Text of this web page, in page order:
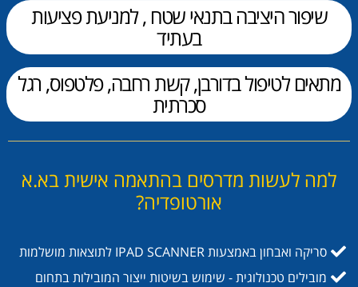
שיפור היציבה בתנאי שטח , למניעת פציעות
בעתיד
מתאים לטיפול בדורבן, קשת רחבה, פלטפוס, רגל
סכרתית
למה לעשות מדרסים בהתאמה אישית בא.א
אורטופדיה?
סריקה ואבחון באמצעות IPAD SCANNER לתוצאות מושלמות
מובילים טכנולוגית - שימוש בשיטות ייצור המובילות בתחום